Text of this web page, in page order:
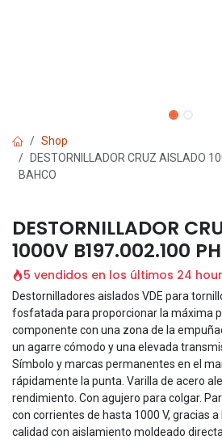
Shop
DESTORNILLADOR CRUZ AISLADO
BAHCO
DESTORNILLADOR
1000V B197.002.100
5 vendidos en los últimos 24
Destornilladores aislados VDE para
fosfatada para proporcionar la máxima
componente con una zona de la
un agarre cómodo y una elevada
Símbolo y marcas permanentes en el
rápidamente la punta. Varilla de acero
rendimiento. Con agujero para colgar.
con corrientes de hasta 1000 V, gracias
calidad con aislamiento moldeado